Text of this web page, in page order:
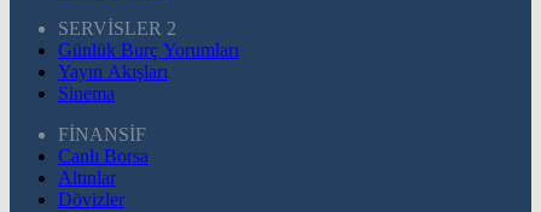
SERVİSLER 2
Günlük Burç Yorumları
Yayın Akışları
Sinema
FİNANSİF
Canlı Borsa
Altınlar
Dövizler